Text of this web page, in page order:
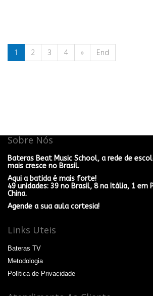
1 2 3 4 » End
Sobre Nós
Bateras Beat Music School, a rede de
mais cresce no Brasil.
Aqui a batida é mais forte!
49 unidades: 39 no Brasil, 8 na Itália, 1 em
China.
Agende a sua aula cortesia!
Links Uteis
Bateras TV
Metodologia
Política de Privacidade